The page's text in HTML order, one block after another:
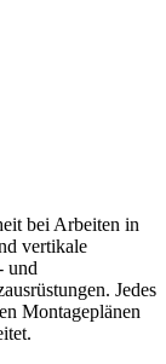
bei Arbeiten in
vertikale
und
Jedes
Montageplänen